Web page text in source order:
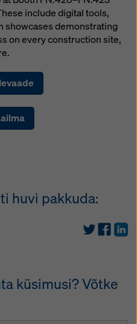
include digital tools,
showcases demonstrating
on every construction site,
huvi pakkuda:
küsimusi? Võtke